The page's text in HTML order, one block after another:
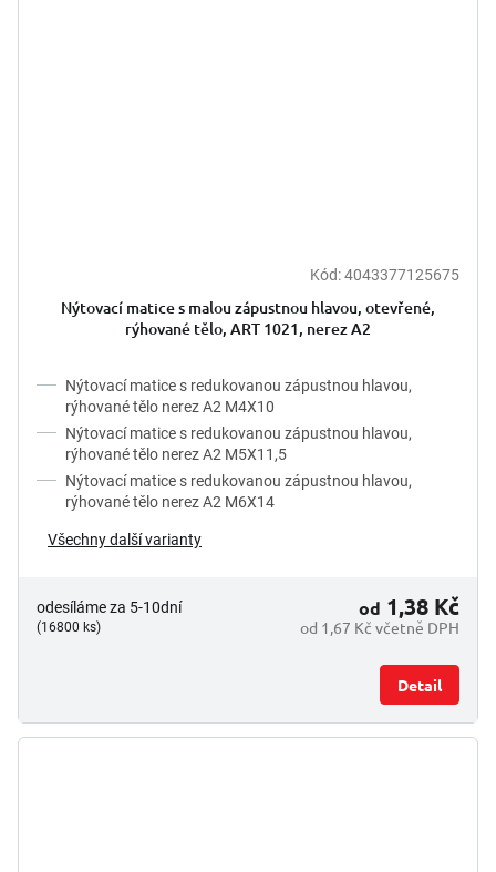
Kód:4043377125675
Nýtovací matice s malou zápustnou hlavou, otevřené,
rýhované tělo, ART 1021, nerez A2
Nýtovací matice s redukovanou zápustnou hlavou,
rýhované tělo nerez A2 M4X10
Nýtovací matice s redukovanou zápustnou hlavou,
rýhované tělo nerez A2 M5X11,5
Nýtovací matice s redukovanou zápustnou hlavou,
rýhované tělo nerez A2 M6X14
Všechny další varianty
odesíláme za 5-10dní
(16800 ks) od 1,67 Kč včetně DPH
od 1,38 Kč
Detail